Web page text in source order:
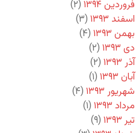
فروردین ۱۳۹۴
(۲)
اسفند ۱۳۹۳
(۳)
بهمن ۱۳۹۳
(۴)
دی ۱۳۹۳
(۲)
آذر ۱۳۹۳
(۲)
آبان ۱۳۹۳
(۱)
شهریور ۱۳۹۳
(۴)
مرداد ۱۳۹۳
(۱)
تیر ۱۳۹۳
(۹)